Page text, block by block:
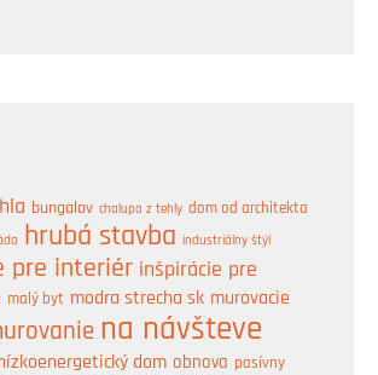
bungalov chalupa z tehly dom od architekta
hrubá stavba industriálny štýl
pre interiér inšpirácie pre
malý byt modra strecha sk murovacie
na návšteve
dom obnova pasívny